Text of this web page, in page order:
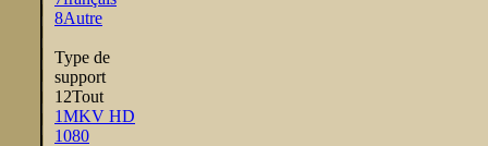
8Autre
Type de
support
12Tout
1MKV HD
1080